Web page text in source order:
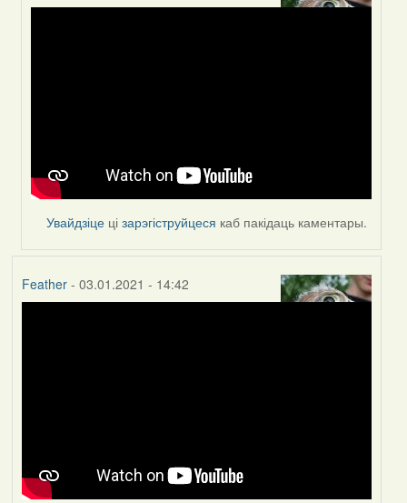
Увайдзіце цізарэгіструйцеся каб пакідаць каментары.
Feather- 03.01.2021 - 14:42